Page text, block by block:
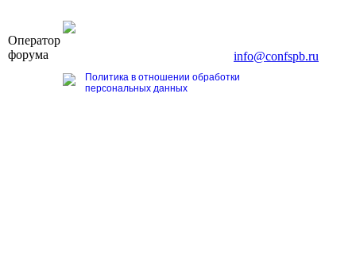
Оператор
форума
info@confspb.ru
Политика в отношении обработки
персональных данных